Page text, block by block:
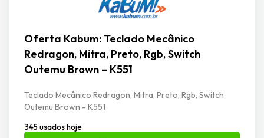
Oferta Kabum: Teclado Mecânico
Redragon, Mitra, Preto, Rgb, Switch
Outemu Brown – K551
Teclado Mecânico Redragon, Mitra, Preto, Rgb, Switch
Outemu Brown - K551
345 usados hoje